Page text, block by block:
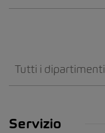
Tutti i dipartimenti
Servizio